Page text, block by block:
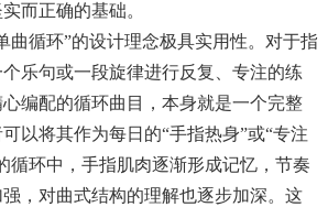
而正确的基础。
曲循环”的设计理念极具实用性。对于指
乐句或一段旋律进行反复、专注的练
编配的循环曲目，本身就是一个完整
以将其作为每日的“手指热身”或“专注
循环中，手指肌肉逐渐形成记忆，节奏
，对曲式结构的理解也逐步加深。这